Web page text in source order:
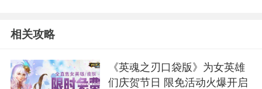
相关攻略
《英魂之刃口袋版》为女英雄
们庆贺节日 限免活动火爆开启